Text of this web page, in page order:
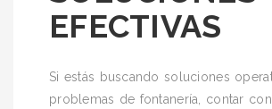
EFECTIVAS
Si estás buscando soluciones
problemas de fontanería, contar